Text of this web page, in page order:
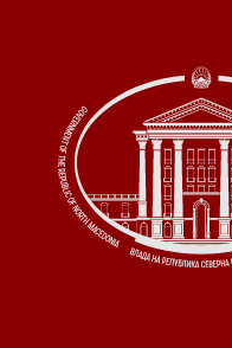
и граѓанскиот